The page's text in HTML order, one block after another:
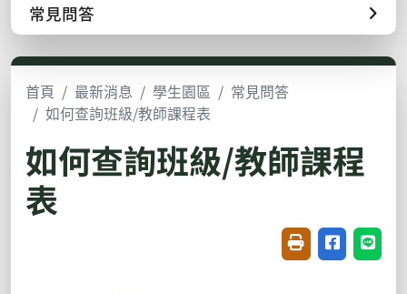
常見問答
首頁 最新消息 學生園區
常見問答
如何查詢班級/教師課程表
如何查詢班級/教師課程
表
友善列印(開新視
分享至臉書
分享